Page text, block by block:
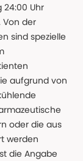
24:00 Uhr
Von der
sind spezielle
aufgrund von
oder die aus
werden
die Angabe